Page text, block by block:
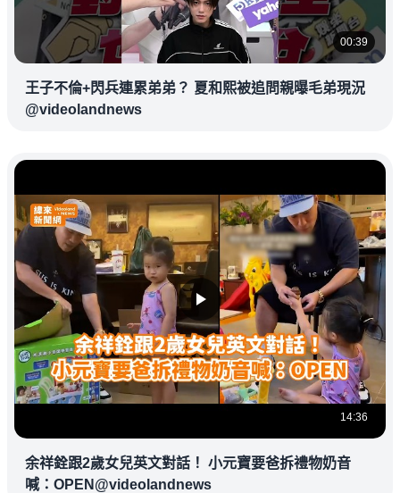
00:39
王子不倫+閃兵連累弟弟？ 夏和熙被追問親曝毛弟現況
@videolandnews
14:36
余祥銓跟2歲女兒英文對話！ 小元寶要爸拆禮物奶音
喊：OPEN@videolandnews